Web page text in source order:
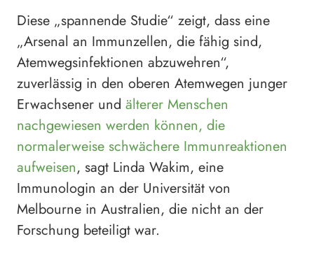
Diese „spannende Studie“ zeigt, dass eine
„Arsenal an Immunzellen, die fähig sind,
Atemwegsinfektionen abzuwehren“,
zuverlässig in den oberen Atemwegen junger
Erwachsener und älterer Menschen
nachgewiesen werden können, die
normalerweise schwächere Immunreaktionen
aufweisen, sagt Linda Wakim, eine
Immunologin an der Universität von
Melbourne in Australien, die nicht an der
Forschung beteiligt war.